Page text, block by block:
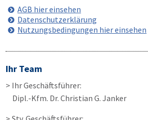
AGB hier einsehen
Datenschutzerklärung
Nutzungsbedingungen hier einsehen
Ihr Team
> Ihr Geschäftsführer:
Dipl.-Kfm. Dr. Christian G. Janker